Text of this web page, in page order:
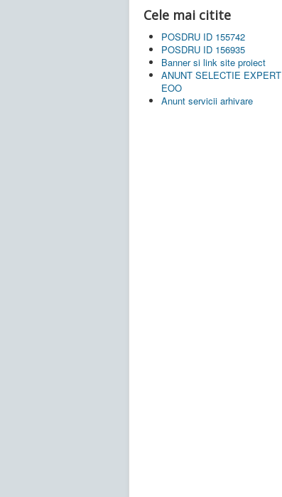
Cele mai citite
POSDRU ID 155742
POSDRU ID 156935
Banner si link site proiect
ANUNT SELECTIE EXPERT
EOO
Anunt servicii arhivare